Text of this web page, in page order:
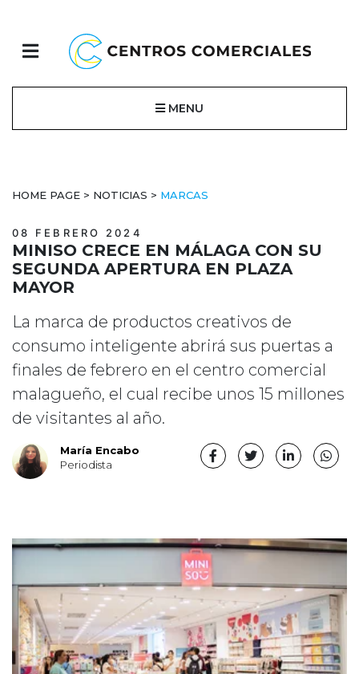
MENU
HOME PAGE > NOTICIAS > MARCAS
08 FEBRERO 2024
MINISO CRECE EN MÁLAGA CON SU
SEGUNDA APERTURA EN PLAZA
MAYOR
La marca de productos creativos de
consumo inteligente abrirá sus puertas a
finales de febrero en el centro comercial
malagueño, el cual recibe unos 15 millones
de visitantes al año.
María Encabo
Periodista